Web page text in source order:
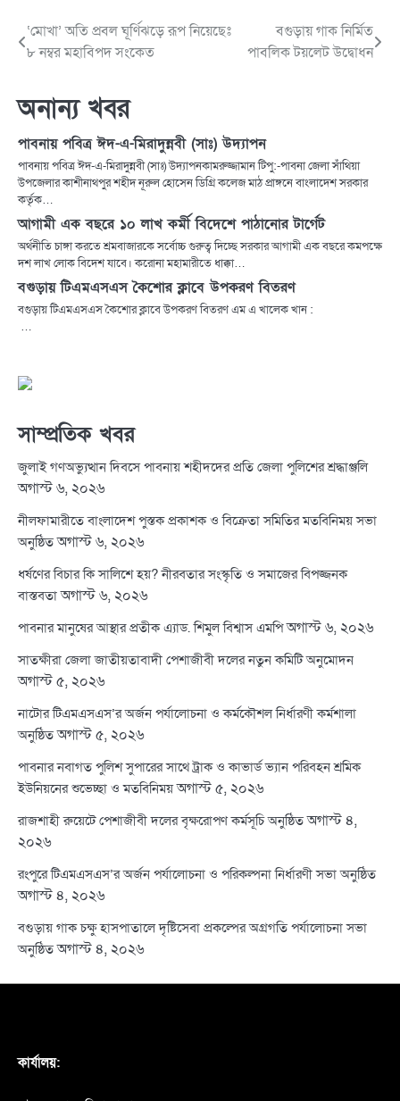
Post
navigation
‘মোখা’ অতি প্রবল ঘূর্ণিঝড়ে রূপ নিয়েছেঃ
৮ নম্বর মহাবিপদ সংকেত
বগুড়ায় গাক নির্মিত
পাবলিক টয়লেট উদ্বোধন
অনান্য খবর
পাবনায় পবিত্র ঈদ-এ-মিরাদুন্নবী (সাঃ) উদ্যাপন
পাবনায় পবিত্র ঈদ-এ-মিরাদুন্নবী (সাঃ) উদ্যাপনকামরুজ্জামান টিপু:-পাবনা জেলা সাঁথিয়া
উপজেলার কাশীনাথপুর শহীদ নূরুল হোসেন ডিগ্রি কলেজ মাঠ প্রাঙ্গনে বাংলাদেশ সরকার
কর্তৃক…
আগামী এক বছরে ১০ লাখ কর্মী বিদেশে পাঠানোর টার্গেট
অর্থনীতি চাঙ্গা করতে শ্রমবাজারকে সর্বোচ্চ গুরুত্ব দিচ্ছে সরকার আগামী এক বছরে কমপক্ষে
দশ লাখ লোক বিদেশ যাবে। করোনা মহামারীতে ধাক্কা…
বগুড়ায় টিএমএসএস কৈশোর ক্লাবে উপকরণ বিতরণ
বগুড়ায় টিএমএসএস কৈশোর ক্লাবে উপকরণ বিতরণ এম এ খালেক খান :
…
সাম্প্রতিক খবর
জুলাই গণঅভ্যুত্থান দিবসে পাবনায় শহীদদের প্রতি জেলা পুলিশের শ্রদ্ধাঞ্জলি
অগাস্ট ৬, ২০২৬
নীলফামারীতে বাংলাদেশ পুস্তক প্রকাশক ও বিক্রেতা সমিতির মতবিনিময় সভা
অনুষ্ঠিত অগাস্ট ৬, ২০২৬
ধর্ষণের বিচার কি সালিশে হয়? নীরবতার সংস্কৃতি ও সমাজের বিপজ্জনক
বাস্তবতা অগাস্ট ৬, ২০২৬
পাবনার মানুষের আস্থার প্রতীক এ্যাড. শিমুল বিশ্বাস এমপি অগাস্ট ৬, ২০২৬
সাতক্ষীরা জেলা জাতীয়তাবাদী পেশাজীবী দলের নতুন কমিটি অনুমোদন
অগাস্ট ৫, ২০২৬
নাটোর টিএমএসএস’র অর্জন পর্যালোচনা ও কর্মকৌশল নির্ধারণী কর্মশালা
অনুষ্ঠিত অগাস্ট ৫, ২০২৬
পাবনার নবাগত পুলিশ সুপারের সাথে ট্রাক ও কাভার্ড ভ্যান পরিবহন শ্রমিক
ইউনিয়নের শুভেচ্ছা ও মতবিনিময় অগাস্ট ৫, ২০২৬
রাজশাহী রুয়েটে পেশাজীবী দলের বৃক্ষরোপণ কর্মসূচি অনুষ্ঠিত অগাস্ট ৪,
২০২৬
রংপুরে টিএমএসএস’র অর্জন পর্যালোচনা ও পরিকল্পনা নির্ধারণী সভা অনুষ্ঠিত
অগাস্ট ৪, ২০২৬
বগুড়ায় গাক চক্ষু হাসপাতালে দৃষ্টিসেবা প্রকল্পের অগ্রগতি পর্যালোচনা সভা
অনুষ্ঠিত অগাস্ট ৪, ২০২৬
কার্যালয়: